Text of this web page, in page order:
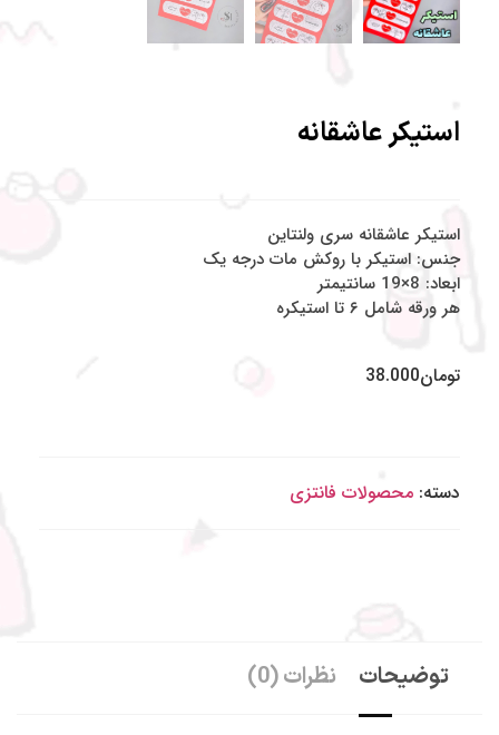
استیکر عاشقانه
استیکر عاشقانه سری ولنتاین
جنس: استیکر با روکش مات درجه یک
ابعاد: 8×19 سانتیمتر
هر ورقه شامل ۶ تا استیکره
تومان38.000
دسته: محصولات فانتزی
توضیحات نظرات (0)
به شاینی گالری خوش آمدید